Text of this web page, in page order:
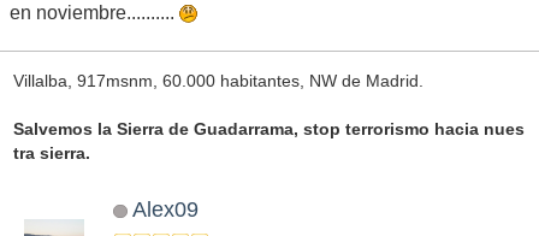
en noviembre..........
Villalba, 917msnm, 60.000 habitantes, NW de Madrid.
Salvemos la Sierra de Guadarrama, stop terrorismo hacia nues
tra sierra.
Alex09